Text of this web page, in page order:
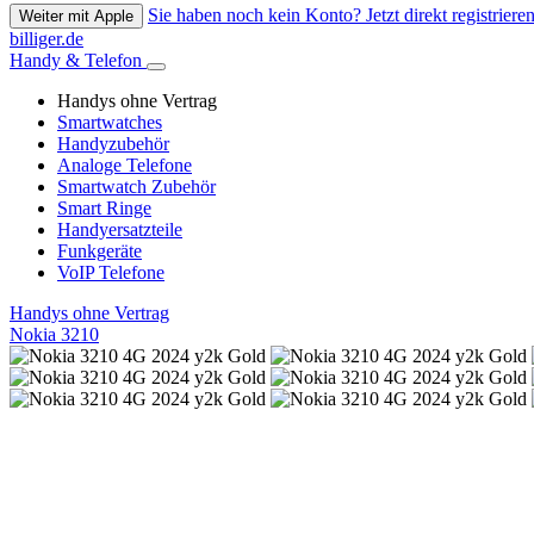
Weiter mit Apple
Sie haben noch kein Konto? Jetzt direkt
billiger.de
Handy & Telefon
Handys ohne Vertrag
Smartwatches
Handyzubehör
Analoge Telefone
Smartwatch Zubehör
Smart Ringe
Handyersatzteile
Funkgeräte
VoIP Telefone
Handys ohne Vertrag
Nokia 3210